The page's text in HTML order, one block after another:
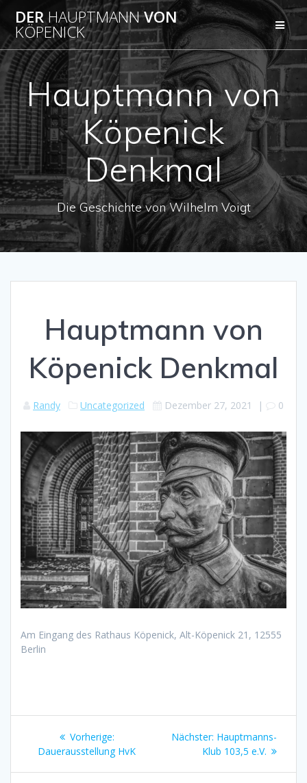
Zum
Inhalt
springen
DERHAUPTMANNVON
KÖPENICK
Hauptmann von
Köpenick
Denkmal
Die Geschichte von Wilhelm Voigt
Hauptmann von
Köpenick Denkmal
Randy Uncategorized Dezember 27, 2021 | 0
Am Eingang des Rathaus Köpenick, Alt-Köpenick 21, 12555
Berlin
Beitragsnavigation
Vorherige:Vorheriger
Beitrag:
Dauerausstellung HvK
Nächster: Nächster
Beitrag:
Hauptmanns-
Klub 103,5 e.V.